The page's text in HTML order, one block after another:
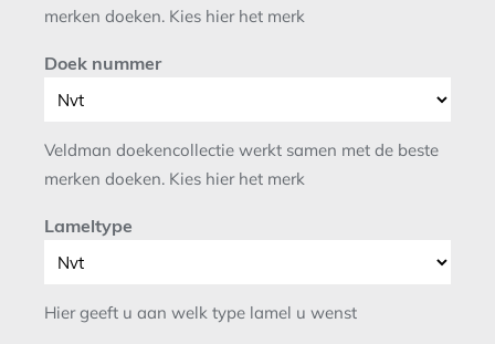
merken doeken. Kies hier het merk
Doek nummer
Veldman doekencollectie werkt samen met de beste
merken doeken. Kies hier het merk
Lameltype
Hier geeft u aan welk type lamel u wenst